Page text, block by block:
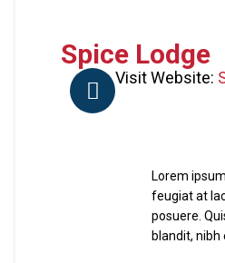
Spice Lodge
Visit Website:
Lorem
feugiat at
posuere.
blandit,